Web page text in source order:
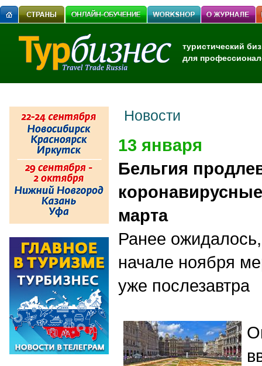
туристический
для
Новости
13 января
Бельгия
марта
Ранее
начале ноября
уже послезавтра